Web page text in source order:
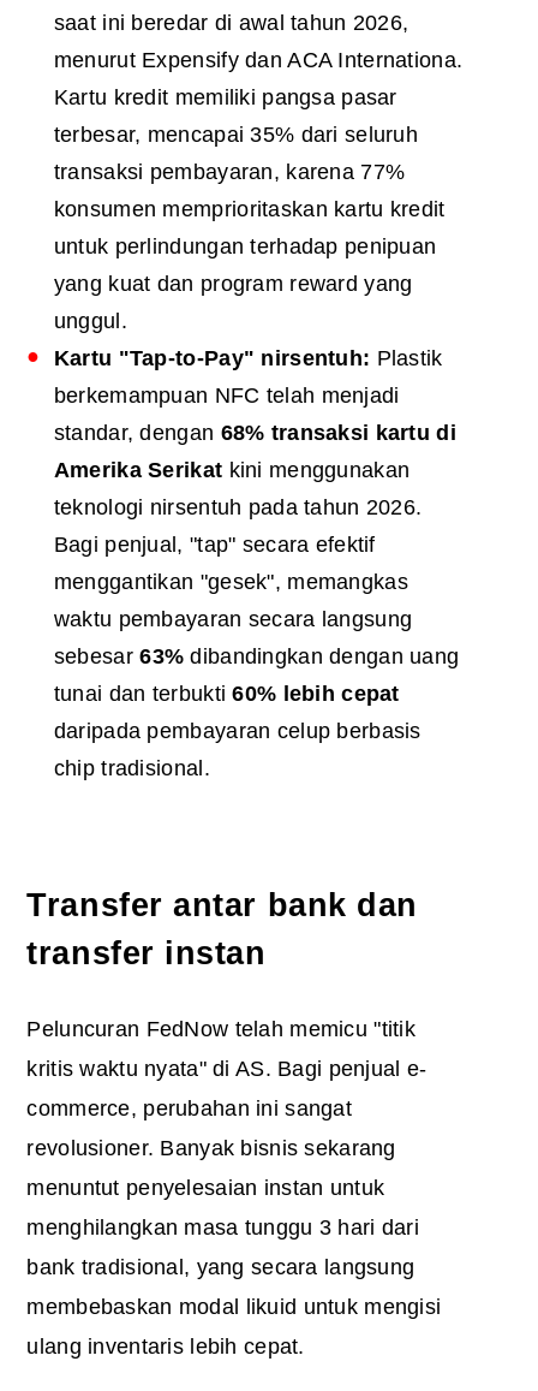
saat ini beredar di awal tahun 2026,
menurut Expensify dan ACA Internationa.
Kartu kredit memiliki pangsa pasar
terbesar, mencapai 35% dari seluruh
transaksi pembayaran, karena 77%
konsumen memprioritaskan kartu kredit
untuk perlindungan terhadap penipuan
yang kuat dan program reward yang
unggul.
Kartu "Tap-to-Pay" nirsentuh: Plastik
berkemampuan NFC telah menjadi
standar, dengan 68% transaksi kartu di
Amerika Serikat kini menggunakan
teknologi nirsentuh pada tahun 2026.
Bagi penjual, "tap" secara efektif
menggantikan "gesek", memangkas
waktu pembayaran secara langsung
sebesar63% dibandingkan dengan uang
tunai dan terbukti60% lebih cepat
daripada pembayaran celup berbasis
chip tradisional.
Transfer antar bank dan
transfer instan
Peluncuran FedNow telah memicu "titik
kritis waktu nyata" di AS. Bagi penjual e-
commerce, perubahan ini sangat
revolusioner. Banyak bisnis sekarang
menuntut penyelesaian instan untuk
menghilangkan masa tunggu 3 hari dari
bank tradisional, yang secara langsung
membebaskan modal likuid untuk mengisi
ulang inventaris lebih cepat.